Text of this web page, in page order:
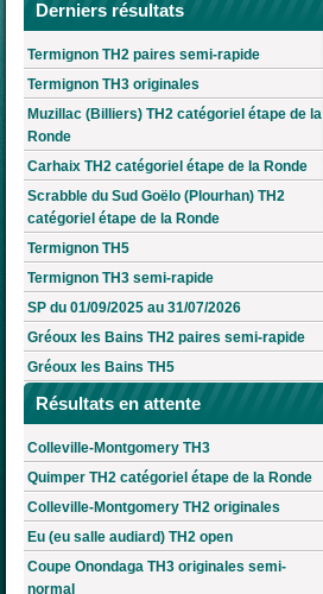
Derniers résultats
Termignon TH2 paires semi-rapide
Termignon TH3 originales
Muzillac (Billiers) TH2 catégoriel étape de la
Ronde
Carhaix TH2 catégoriel étape de la Ronde
Scrabble du Sud Goëlo (Plourhan) TH2
catégoriel étape de la Ronde
Termignon TH5
Termignon TH3 semi-rapide
SP du 01/09/2025 au 31/07/2026
Gréoux les Bains TH2 paires semi-rapide
Gréoux les Bains TH5
Résultats en attente
Colleville-Montgomery TH3
Quimper TH2 catégoriel étape de la Ronde
Colleville-Montgomery TH2 originales
Eu (eu salle audiard) TH2 open
Coupe Onondaga TH3 originales semi-
normal